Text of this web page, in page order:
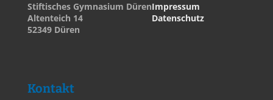
Stiftisches Gymnasium Düren
Altenteich 14
52349 Düren
Impressum
Datenschutz
Kontakt